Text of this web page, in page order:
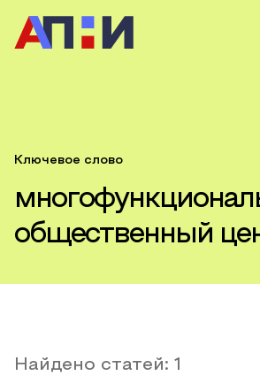
Ключевое слово
общественный
Найдено статей: 1